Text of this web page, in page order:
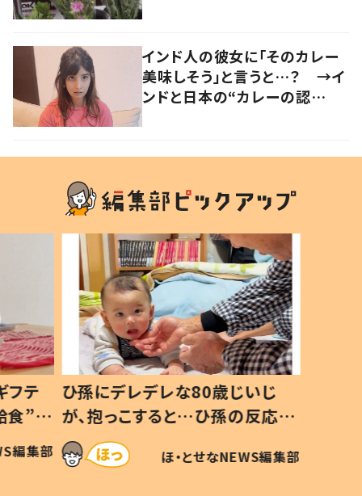
インド人の彼女に「そのカレー
美味しそう」と言うと…？ →イ
ンドと日本の“カレーの認
フテ
食”を
の親
編集部
ひ孫にデレデレな80歳じいじ
が、抱っこすると…ひ孫の反応に
「涙が出ました」「可愛くて仕方な
い」
ほ・とせなNEWS編集部